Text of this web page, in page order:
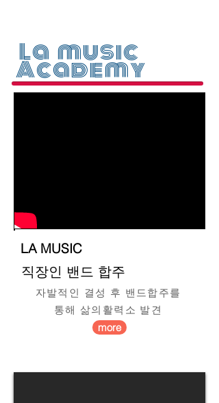
La music
Academy
LA MUSIC
​직장인 밴드 합주
자발적인 결성 후 밴드합주를
통해 삶의활력소 발견
more